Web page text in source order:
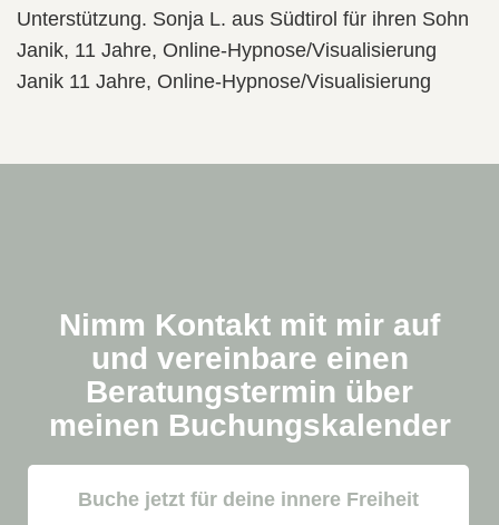
Unterstützung. Sonja L. aus Südtirol für ihren Sohn
Janik, 11 Jahre, Online-Hypnose/Visualisierung
Janik 11 Jahre, Online-Hypnose/Visualisierung
Nimm Kontakt mit mir auf
und vereinbare einen
Beratungstermin über
meinen Buchungskalender
Buche jetzt für deine innere Freiheit